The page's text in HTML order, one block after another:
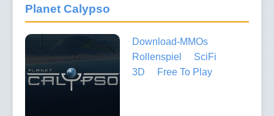
Planet Calypso
Download-MMOs
Rollenspiel
SciFi
3D
Free To Play